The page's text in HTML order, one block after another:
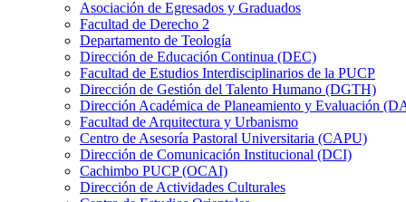
Asociación de Egresados y Graduados
Facultad de Derecho 2
Departamento de Teología
Dirección de Educación Continua (DEC)
Facultad de Estudios Interdisciplinarios de la PUCP
Dirección de Gestión del Talento Humano (DGTH)
Dirección Académica de Planeamiento y Evaluación
Facultad de Arquitectura y Urbanismo
Centro de Asesoría Pastoral Universitaria (CAPU)
Dirección de Comunicación Institucional (DCI)
Cachimbo PUCP (OCAI)
Dirección de Actividades Culturales